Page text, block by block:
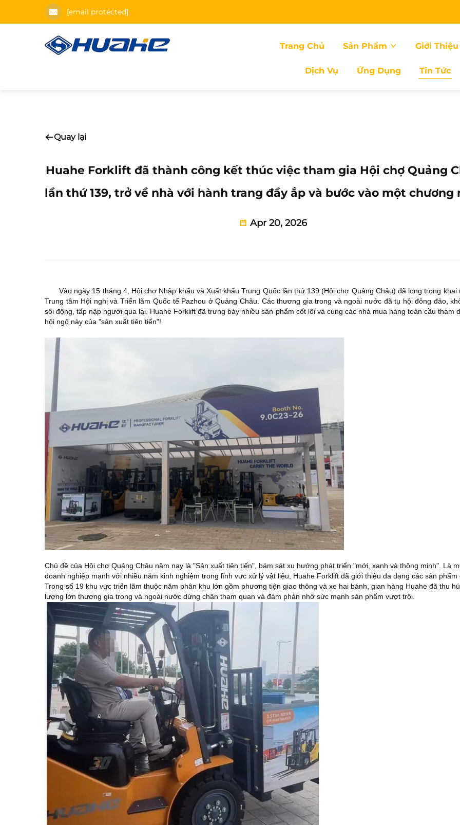
[email protected]
Trang Chủ Sản Phẩm Giới
Dịch Vụ Ứng Dụng Tin Tức
Quay lại
Huahe Forklift đã thành công kết thúc việc tham gia Hội chợ Quảng
lần thứ 139, trở về nhà với hành trang đầy ắp và bước vào một chương
Apr 20, 2026
Vào ngày 15 tháng 4, Hội chợ Nhập khẩu và Xuất khẩu Trung Quốc lần thứ 139 (Hội chợ Quảng Châu) đã long trọng khai
Trung tâm Hội nghị và Triển lãm Quốc tế Pazhou ở Quảng Châu. Các thương gia trong và ngoài nước đã tụ hội đông đảo,
sôi động, tấp nập người qua lại. Huahe Forklift đã trưng bày nhiều sản phẩm cốt lõi và cùng các nhà mua hàng toàn cầu tham
hội ngộ này của "sản xuất tiên tiến"!
Chủ đề của Hội chợ Quảng Châu năm nay là "Sản xuất tiên tiến", bám sát xu hướng phát triển "mới, xanh và thông minh". Là
doanh nghiệp mạnh với nhiều năm kinh nghiệm trong lĩnh vực xử lý vật liệu, Huahe Forklift đã giới thiệu đa dạng các sản phẩm
Trong số 19 khu vực triển lãm thuộc năm phân khu lớn gồm phương tiện giao thông và xe hai bánh, gian hàng Huahe đã thu
lượng lớn thương gia trong và ngoài nước dừng chân tham quan và đàm phán nhờ sức mạnh sản phẩm vượt trội.